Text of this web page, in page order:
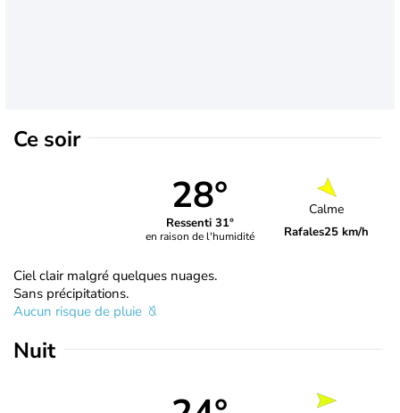
Ce soir
28°
Ressenti 31°
en raison de l'humidité
Calme
Rafales25 km/h
Ciel clair malgré quelques nuages.
Sans précipitations.
Aucun risque de pluie
Nuit